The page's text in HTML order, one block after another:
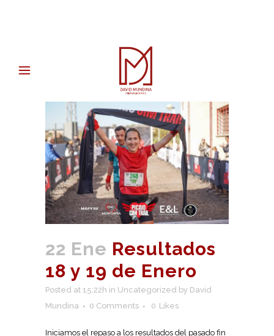
22 Ene Resultados
18 y 19 de Enero
Posted at 15:22h in Uncategorized by David
Mundina
0 Comments 0 Likes
Iniciamos el repaso a los resultados del pasado fin